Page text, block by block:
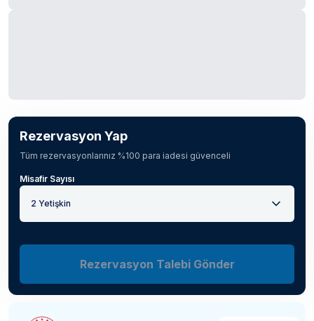
Rezervasyon Yap
Tüm rezervasyonlarınız %100 para iadesi güvenceli
Misafir Sayısı
2 Yetişkin
Rezervasyon Talebi Gönder